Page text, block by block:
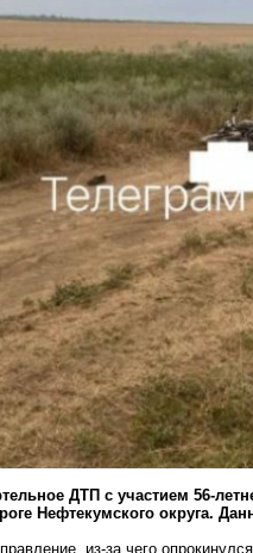
ДТП с участием 56-
Нефтекумского округа.
из-за чего